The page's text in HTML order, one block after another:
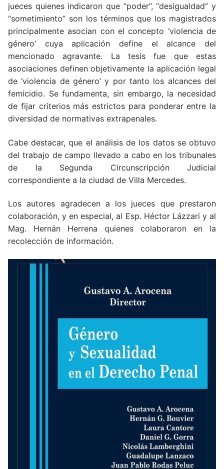
jueces quienes indicaron que “poder”, “desigualdad” y
“sometimiento” son los términos que los magistrados
principalmente asocian con el concepto ‘violencia de
género’ cuya aplicación define el alcance del
mencionado agravante. La tesis fue que estas
asociaciones definen objetivamente la aplicación legal
de ‘violencia de género’ y por tanto los alcances del
femicidio. Se fundamenta, sin embargo, la necesidad
de fijar criterios más estrictos para ponderar entre la
diversidad de normativas extrapenales.
Cabe destacar, que el análisis de los datos se obtuvo
del trabajo de campo llevado a cabo en los tribunales
de la Segunda Circunscripción Judicial
correspondiente a la ciudad de Villa Mercedes.
Los autores agradecen a los jueces que prestaron
colaboración, y en especial, al Esp. Héctor Lázzari y al
Mag. Hernán Herrena quienes colaboraron en la
recolección de información.